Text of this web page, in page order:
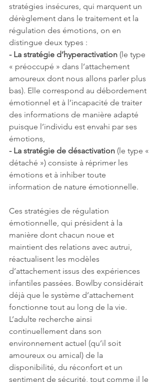
stratégies insécures, qui marquent un
dérèglement dans le traitement et la
régulation des émotions, on en
distingue deux types :
- La stratégie d’hyperactivation (le type
« préoccupé » dans l’attachement
amoureux dont nous allons parler plus
bas). Elle correspond au débordement
émotionnel et à l’incapacité de traiter
des informations de manière adapté
puisque l’individu est envahi par ses
émotions,
- La stratégie de désactivation (le type «
détaché ») consiste à réprimer les
émotions et à inhiber toute
information de nature émotionnelle.
Ces stratégies de régulation
émotionnelle, qui président à la
manière dont chacun noue et
maintient des relations avec autrui,
réactualisent les modèles
d’attachement issus des expériences
infantiles passées. Bowlby considérait
déjà que le système d’attachement
fonctionne tout au long de la vie.
L’adulte recherche ainsi
continuellement dans son
environnement actuel (qu’il soit
amoureux ou amical) de la
disponibilité, du réconfort et un
sentiment de sécurité, tout comme il le